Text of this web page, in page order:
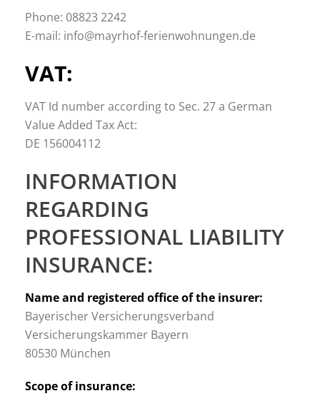
Phone: 08823 2242
E-mail: info@mayrhof-ferienwohnungen.de
VAT:
VAT Id number according to Sec. 27 a German
Value Added Tax Act:
DE 156004112
INFORMATION
REGARDING
PROFESSIONAL LIABILITY
INSURANCE:
Name and registered office of the insurer:
Bayerischer Versicherungsverband
Versicherungskammer Bayern
80530 München
Scope of insurance: